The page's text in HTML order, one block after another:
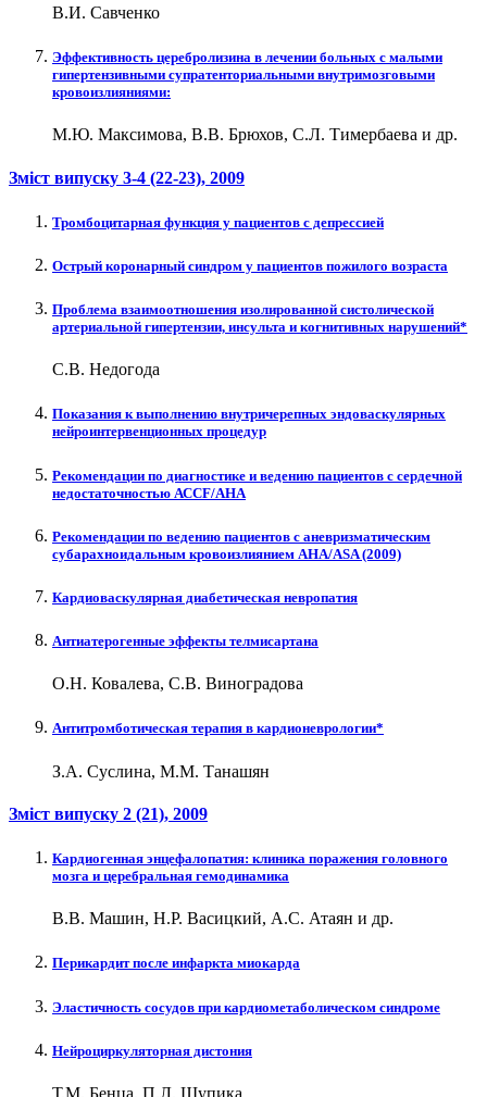
В.И. Савченко
Эффективность церебролизина в лечении больных с малыми
гипертензивными супратенториальными внутримозговыми
кровоизлияниями:
М.Ю. Максимова, В.В. Брюхов, С.Л. Тимербаева и др.
Зміст випуску 3-4 (22-23), 2009
Тромбоцитарная функция у пациентов с депрессией
Острый коронарный синдром у пациентов пожилого возраста
Проблема взаимоотношения изолированной систолической
артериальной гипертензии, инсульта и когнитивных нарушений*
С.В. Недогода
Показания к выполнению внутричерепных эндоваскулярных
нейроинтервенционных процедур
Рекомендации по диагностике и ведению пациентов с сердечной
недостаточностью АССF/AHA
Рекомендации по ведению пациентов с аневризматическим
субарахноидальным кровоизлиянием AHA/ASA (2009)
Кардиоваскулярная диабетическая невропатия
Антиатерогенные эффекты телмисартана
О.Н. Ковалева, С.В. Виноградова
Антитромботическая терапия в кардионеврологии*
З.А. Суслина, М.М. Танашян
Зміст випуску 2 (21), 2009
Кардиогенная энцефалопатия: клиника поражения головного
мозга и церебральная гемодинамика
В.В. Машин, Н.Р. Васицкий, А.С. Атаян и др.
Перикардит после инфаркта миокарда
Эластичность сосудов при кардиометаболическом синдроме
Нейроциркуляторная дистония
Т.М. Бенца, П.Л. Шупика